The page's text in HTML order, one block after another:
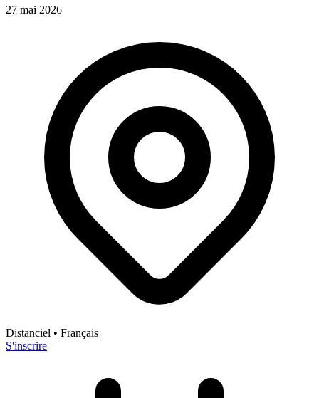
27 mai 2026
Distanciel • Français
S'inscrire